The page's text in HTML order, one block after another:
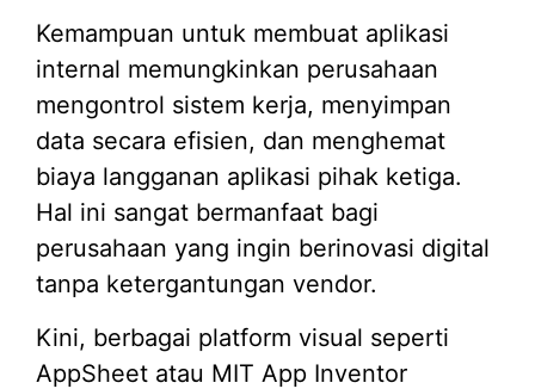
Kemampuan untuk membuat aplikasi
internal memungkinkan perusahaan
mengontrol sistem kerja, menyimpan
data secara efisien, dan menghemat
biaya langganan aplikasi pihak ketiga.
Hal ini sangat bermanfaat bagi
perusahaan yang ingin berinovasi digital
tanpa ketergantungan vendor.
Kini, berbagai platform visual seperti
AppSheet atau MIT App Inventor